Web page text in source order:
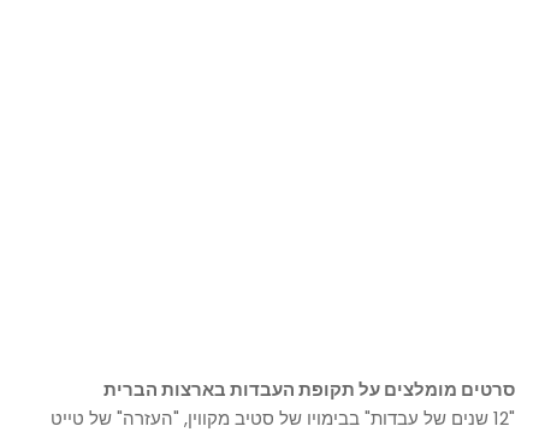
סרטים מומלצים על תקופת העבדות בארצות הברית
"12 שנים של עבדות" בבימויו של סטיב מקווין, "העזרה" של טייט